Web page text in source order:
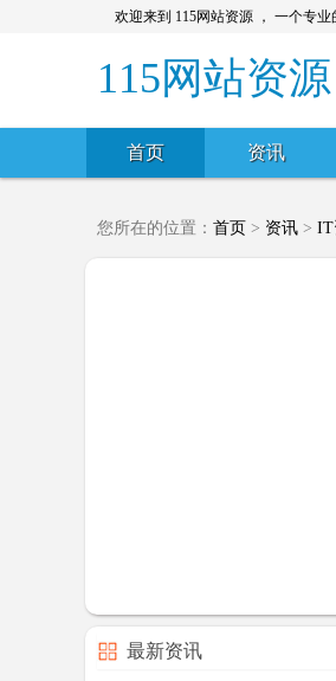
欢迎来到 115网站资源 ， 一个专业
115网站资源
首页 资讯
您所在的位置： 首页 > 资讯 > IT
最新资讯